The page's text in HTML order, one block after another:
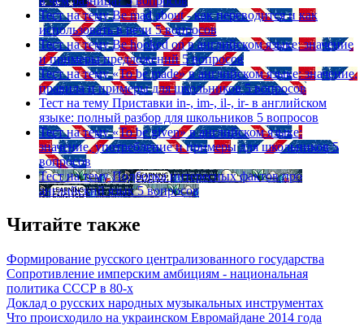
Тест на тему Be mad about - как переводится и как
использовать в речи 5 вопросов
Тест на тему Be hooked on в английском языке: значение
и примеры предложений 5 вопросов
Тест на тему «To be made» в английском языке: значение,
правила и примеры для школьников 5 вопросов
Тест на тему Приставки in-, im-, il-, ir- в английском
языке: полный разбор для школьников 5 вопросов
Тест на тему «To be given» в английском языке:
значение, употребление и примеры для школьников 5
вопросов
Тест на тему Подборка интересных фактов про
английский язык 5 вопросов
Читайте также
Формирование русского централизованного государства
Сопротивление имперским амбициям - национальная
политика СССР в 80-х
Доклад о русских народных музыкальных инструментах
Что происходило на украинском Евромайдане 2014 года